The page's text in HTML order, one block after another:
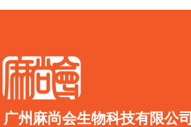
广州麻尚会生物科技有限公司